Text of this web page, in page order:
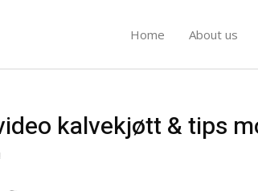
Home About us
kalvekjøtt & tips